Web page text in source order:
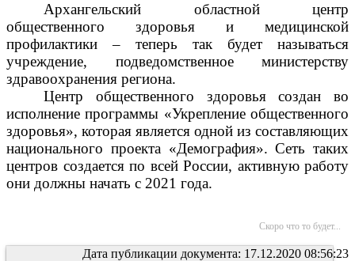
Архангельский областной центр
общественного здоровья и медицинской
профилактики – теперь так будет называться
учреждение, подведомственное министерству
здравоохранения региона.
Центр общественного здоровья создан во
исполнение программы «Укрепление общественного
здоровья», которая является одной из составляющих
национального проекта «Демография». Сеть таких
центров создается по всей России, активную работу
они должны начать с 2021 года.
Скоро что то будет...
Дата публикации документа: 17.12.2020 08:56:23